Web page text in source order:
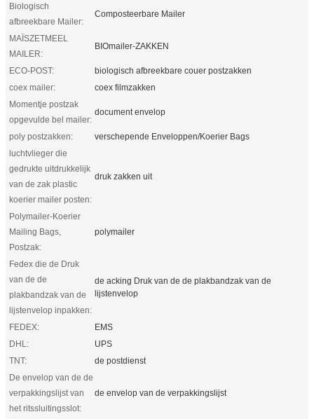
Biologisch
afbreekbare Mailer:
Composteerbare Mailer
MAÏSZETMEEL
MAILER:
BIOmailer-ZAKKEN
ECO-POST:
biologisch afbreekbare couer postzakken
coex mailer:
coex filmzakken
Momentje postzak
opgevulde bel mailer:
document envelop
poly postzakken:
verschepende Enveloppen/Koerier Bags
luchtvlieger die
gedrukte uitdrukkelijk
van de zak plastic
koerier mailer posten:
druk zakken uit
Polymailer-Koerier
Mailing Bags,
Postzak:
polymailer
Fedex die de Druk
van de de
plakbandzak van de
lijstenvelop inpakken:
de acking Druk van de de plakbandzak van de
lijstenvelop
FEDEX:
EMS
DHL:
UPS
TNT:
de postdienst
De envelop van de de
verpakkingslijst van
het ritssluitingsslot:
de envelop van de verpakkingslijst